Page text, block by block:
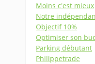
Moins c'est mieux
Notre
Objectif 10%
Optimiser son
Parking débutant
Philippetrade